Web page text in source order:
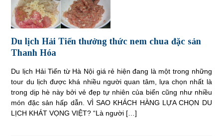
Du lịch Hải Tiến thưởng thức nem chua đặc sản
Thanh Hóa
Du lịch Hải Tiến từ Hà Nội giá rẻ hiện đang là một trong những
tour du lịch được khá nhiều người quan tâm, lựa chọn nhất là
trong dịp hè này bởi vẻ đẹp tự nhiên của biển cũng như nhiều
món đặc sản hấp dẫn. VÌ SAO KHÁCH HÀNG LỰA CHỌN DU
LỊCH KHÁT VỌNG VIỆT? “Là người […]